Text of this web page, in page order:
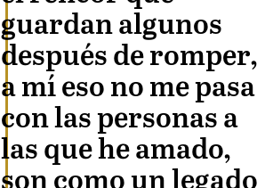
guardan algunos
después de romper,
a mí eso no me pasa
con las personas a
las que he amado,